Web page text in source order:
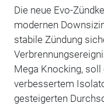
Die neue Evo-
modernen
stabile Zündung
Mega Knocking, soll
verbessertem
gesteigerten